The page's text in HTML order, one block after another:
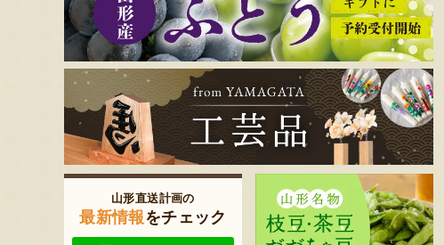
山形直送計画の
最新情報をチェック